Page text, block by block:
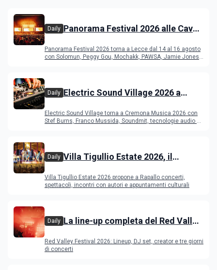
Daily Panorama Festival 2026 alle Cave
programma
Panorama Festival 2026 torna a Lecce dal 14 al 16 agosto
con Solomun, Peggy Gou, Mochakk, PAWSA, Jamie Jones
Daily Electric Sound Village 2026 a
Young Band Contest, il programma
Electric Sound Village torna a Cremona Musica 2026 con
Stef Burns, Franco Mussida, Soundmit, tecnologie audio e
Daily Villa Tigullio Estate 2026, il
Villa Tigullio Estate 2026 propone a Rapallo concerti,
spettacoli, incontri con autori e appuntamenti culturali
Daily La line-up completa del Red Valley
Red Valley Festival 2026: Lineup, DJ set, creator e tre giorni
di concerti